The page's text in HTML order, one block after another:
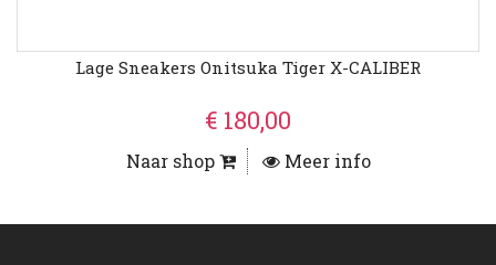
Lage Sneakers Onitsuka Tiger X-CALIBER
€ 180,00
Naar shop Meer info